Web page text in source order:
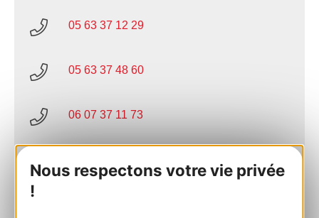
Nous respectons votre vie privée
!
05 63 37 12 29
05 63 37 48 60
06 07 37 11 73